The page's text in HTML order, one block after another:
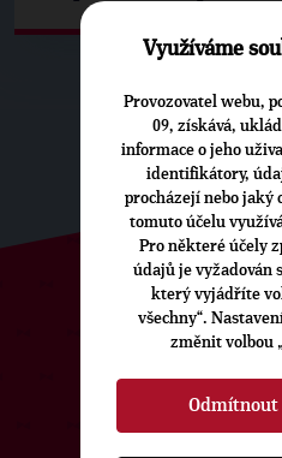
ODEBÍREJTE
Využíváme
Provozovatel webu,
09, získává,
informace o jeho
identifikátory,
procházejí nebo jaký
tomuto účelu
Pro některé účely
údajů je vyžadován
který vyjádříte
všechny“.
změnit volbou
Odmítnout